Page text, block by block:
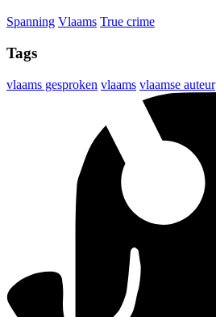
Spanning Vlaams True crime
Tags
vlaams gesproken vlaams vlaamse auteur